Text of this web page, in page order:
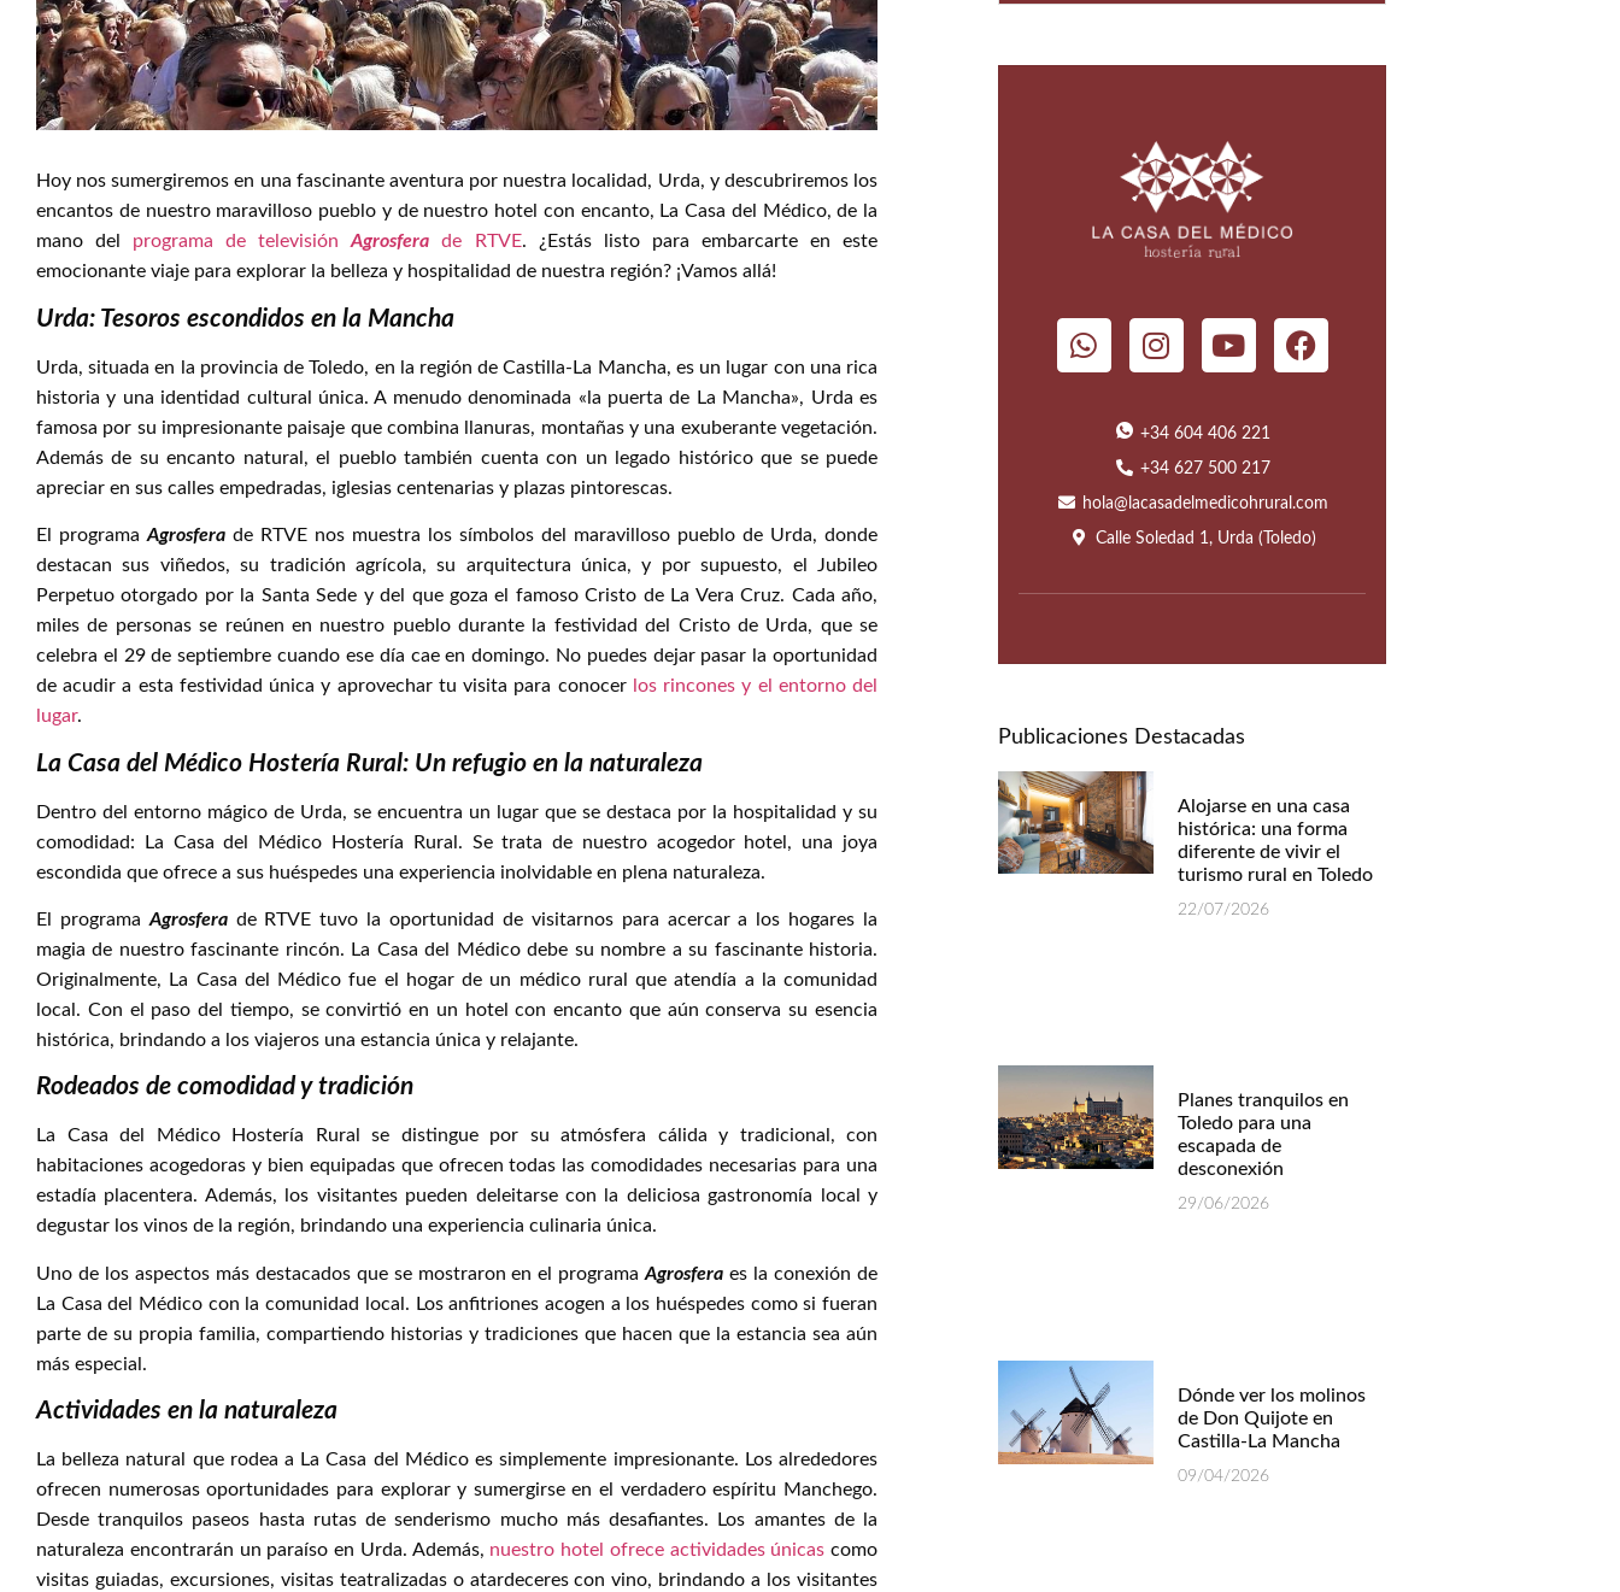
Hoy nos sumergiremos en una fascinante aventura por nuestra localidad, Urda, y descubriremos los
encantos de nuestro maravilloso pueblo y de nuestro hotel con encanto, La Casa del Médico, de la
mano del programa de televisiónAgrosfera de RTVE. ¿Estás listo para embarcarte en este
emocionante viaje para explorar la belleza y hospitalidad de nuestra región? ¡Vamos allá!
Urda: Tesoros escondidos en la Mancha
Urda, situada en la provincia de Toledo, en la región de Castilla-La Mancha, es un lugar con una rica
historia y una identidad cultural única. A menudo denominada «la puerta de La Mancha», Urda es
famosa por su impresionante paisaje que combina llanuras, montañas y una exuberante vegetación.
Además de su encanto natural, el pueblo también cuenta con un legado histórico que se puede
apreciar en sus calles empedradas, iglesias centenarias y plazas pintorescas.
El programa Agrosfera de RTVE nos muestra los símbolos del maravilloso pueblo de Urda, donde
destacan sus viñedos, su tradición agrícola, su arquitectura única, y por supuesto, el Jubileo
Perpetuo otorgado por la Santa Sede y del que goza el famoso Cristo de La Vera Cruz. Cada año,
miles de personas se reúnen en nuestro pueblo durante la festividad del Cristo de Urda, que se
celebra el 29 de septiembre cuando ese día cae en domingo. No puedes dejar pasar la oportunidad
de acudir a esta festividad única y aprovechar tu visita para conocer los rincones y el entorno del
lugar.
La Casa del Médico Hostería Rural: Un refugio en la naturaleza
Dentro del entorno mágico de Urda, se encuentra un lugar que se destaca por la hospitalidad y su
comodidad: La Casa del Médico Hostería Rural. Se trata de nuestro acogedor hotel, una joya
escondida que ofrece a sus huéspedes una experiencia inolvidable en plena naturaleza.
El programa Agrosfera de RTVE tuvo la oportunidad de visitarnos para acercar a los hogares la
magia de nuestro fascinante rincón. La Casa del Médico debe su nombre a su fascinante historia.
Originalmente, La Casa del Médico fue el hogar de un médico rural que atendía a la comunidad
local. Con el paso del tiempo, se convirtió en un hotel con encanto que aún conserva su esencia
histórica, brindando a los viajeros una estancia única y relajante.
Rodeados de comodidad y tradición
La Casa del Médico Hostería Rural se distingue por su atmósfera cálida y tradicional, con
habitaciones acogedoras y bien equipadas que ofrecen todas las comodidades necesarias para una
estadía placentera. Además, los visitantes pueden deleitarse con la deliciosa gastronomía local y
degustar los vinos de la región, brindando una experiencia culinaria única.
Uno de los aspectos más destacados que se mostraron en el programaAgrosfera es la conexión de
La Casa del Médico con la comunidad local. Los anfitriones acogen a los huéspedes como si fueran
parte de su propia familia, compartiendo historias y tradiciones que hacen que la estancia sea aún
más especial.
Actividades en la naturaleza
La belleza natural que rodea a La Casa del Médico es simplemente impresionante. Los alrededores
ofrecen numerosas oportunidades para explorar y sumergirse en el verdadero espíritu Manchego.
Desde tranquilos paseos hasta rutas de senderismo mucho más desafiantes. Los amantes de la
naturaleza encontrarán un paraíso en Urda. Además, nuestro hotel ofrece actividades únicas como
visitas guiadas, excursiones, visitas teatralizadas o atardeceres con vino, brindando a los visitantes
+34 604 406 221
+34 627 500 217
hola@lacasadelmedicohrural.com
Calle Soledad 1, Urda (Toledo)
Publicaciones Destacadas
Alojarse en una casa
histórica: una forma
diferente de vivir el
turismo rural en Toledo
22/07/2026
Planes tranquilos en
Toledo para una
escapada de
desconexión
29/06/2026
Dónde ver los molinos
de Don Quijote en
Castilla-La Mancha
09/04/2026